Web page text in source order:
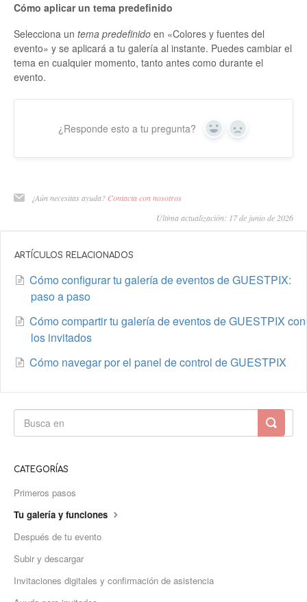
Cómo aplicar un tema predefinido
Selecciona un tema predefinido en «Colores y fuentes del
evento» y se aplicará a tu galería al instante. Puedes cambiar el
tema en cualquier momento, tanto antes como durante el
evento.
¿Responde esto a tu pregunta? Sí No
¿Aún necesitas ayuda? Contacta con nosotros
Última actualización: 17 de junio de 2026
ARTÍCULOS RELACIONADOS
Cómo configurar tu galería de eventos de GUESTPIX:
paso a paso
Cómo compartir tu galería de eventos de GUESTPIX con
los invitados
Cómo navegar por el panel de control de GUESTPIX
CATEGORÍAS
Primeros pasos
Tu galería y funciones
Después de tu evento
Subir y descargar
Invitaciones digitales y confirmación de asistencia